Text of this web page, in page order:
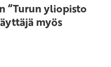
“Turun yliopisto
myös